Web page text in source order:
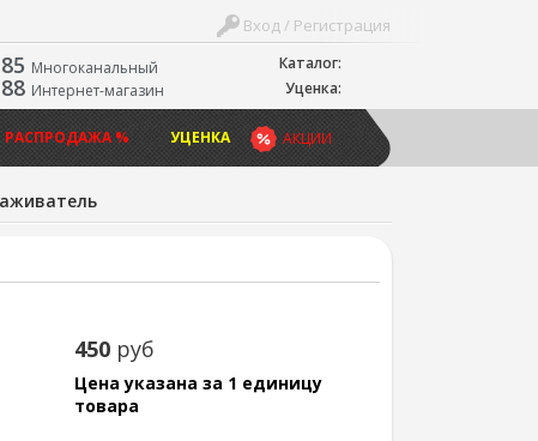
Каталог:
Уценка:
Вход / Регистрация
Многоканальный
Интернет-магазин
АКЦИИ
РАСПРОДАЖА % УЦЕНКА
450 руб
Цена указана за 1 единицу
товара